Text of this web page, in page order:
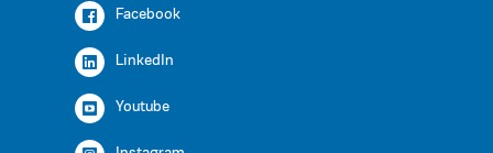
Facebook
LinkedIn
Youtube